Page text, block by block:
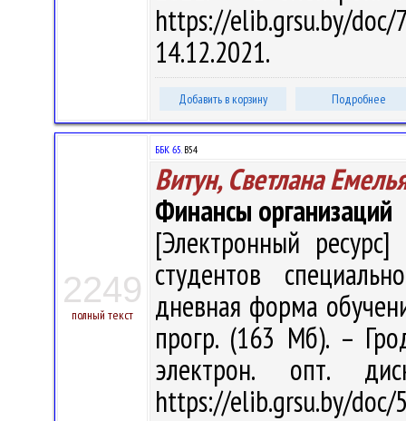
https://elib.grsu.by/
14.12.2021.
Добавить в корзину Подробнее
2249
полный текст
ББК 65.В54
Витун, Светлана
Финансы организаций
[Электронный
студентов
дневная форма
прогр. (163 Мб). –
электрон. опт.
https://elib.grsu.by/doc/